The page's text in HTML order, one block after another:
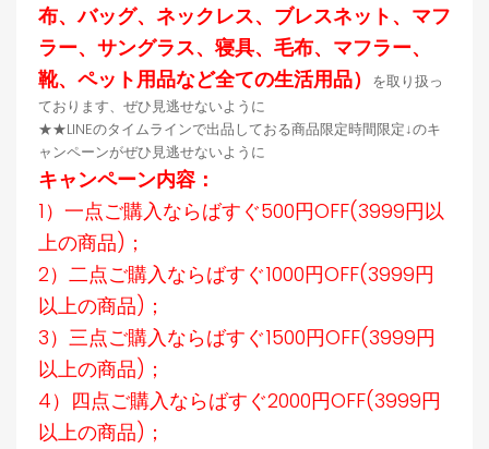
布、バッグ、ネックレス、ブレスネット、マフ
ラー、サングラス、寝具、毛布、マフラー、
靴、ペット用品など全ての生活用品）
を取り扱っ
ております、ぜひ見逃せないように
★★LINEのタイムラインで出品しておる商品限定時間限定↓のキ
ャンペーンがぜひ見逃せないように
キャンペーン内容：
1）一点ご購入ならばすぐ500円OFF(3999円以
上の商品)；
2）二点ご購入ならばすぐ1000円OFF(3999円
以上の商品)；
3）三点ご購入ならばすぐ1500円OFF(3999円
以上の商品)；
4）四点ご購入ならばすぐ2000円OFF(3999円
以上の商品)；